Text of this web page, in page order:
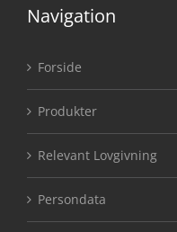
Navigation
Forside
Produkter
Relevant Lovgivning
Persondata